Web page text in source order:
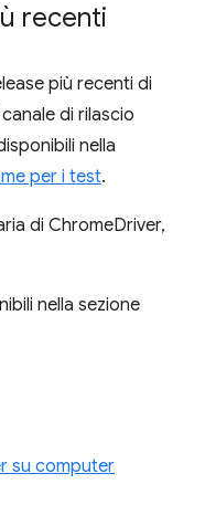
recenti
più recenti di
di rilascio
nella
per i test.
di ChromeDriver,
nella sezione
su computer